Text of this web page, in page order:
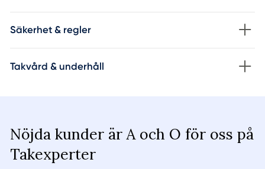
Säkerhet & regler
Takvård & underhåll
Nöjda kunder är A och O för oss på
Takexperter